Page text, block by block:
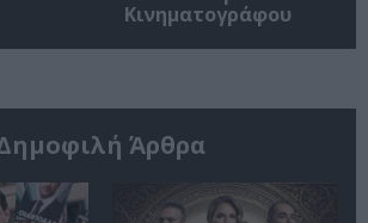
Κινηματογράφου
Άρθρα